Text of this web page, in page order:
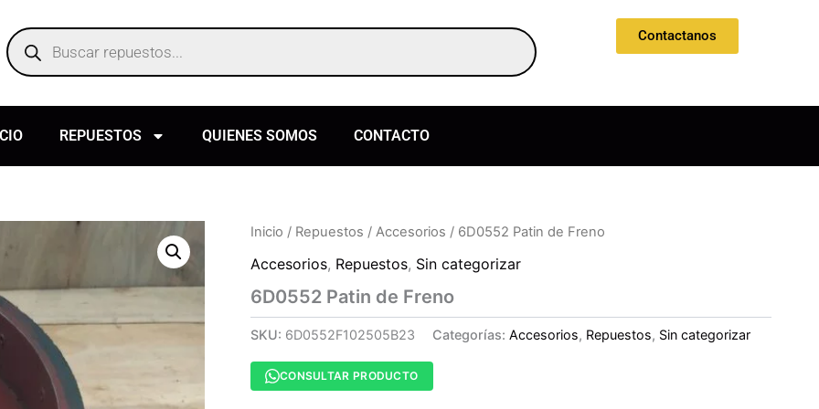
Products
search
Contactanos
REPUESTOS QUIENES SOMOS CONTACTO
Inicio / Repuestos / Accesorios / 6D0552 Patin de Freno
Accesorios, Repuestos, Sin categorizar
6D0552 Patin de Freno
SKU: 6D0552F102505B23 Categorías: Accesorios, Repuestos, Sin categorizar
CONSULTAR PRODUCTO